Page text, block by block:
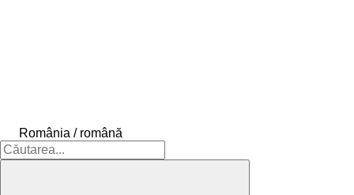
România / română